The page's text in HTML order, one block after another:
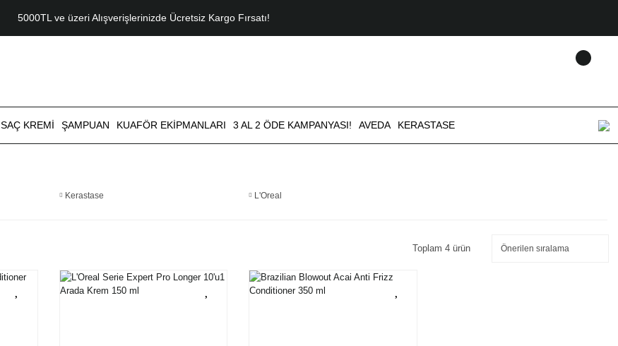
5000TL ve üzeri Alışverişlerinizde Ücretsiz Kargo Fırsatı!
SAÇ KREMI ŞAMPUAN KUAFÖR EKIPMANLARI 3 AL 2 ÖDE KAMPANYASI! AVEDA KERASTASE
Kerastase L'Oreal
Toplam 4 ürün